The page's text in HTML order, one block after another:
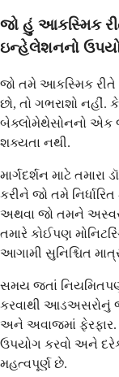
જો હું આકસ્મિક
ઇન્હેલેશનનો
જો તમે આકસ્મિક રીતે
છો, તો ગભરાશો નહીં.
બેક્લોમેથેસોનનો એક
શક્યતા નથી.
માર્ગદર્શન માટે તમારા
કરીને જો તમે
અથવા જો તમને
તમારે કોઈપણ
આગામી સુનિશ્ચિત
સમય જતાં
કરવાથી આડઅસરોનું
અને અવાજમાં ફેરફાર.
ઉપયોગ કરવો અને
મહત્વપૂર્ણ છે.